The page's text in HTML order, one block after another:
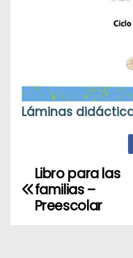
Láminas
NLibro para las
familias –
Preescolar